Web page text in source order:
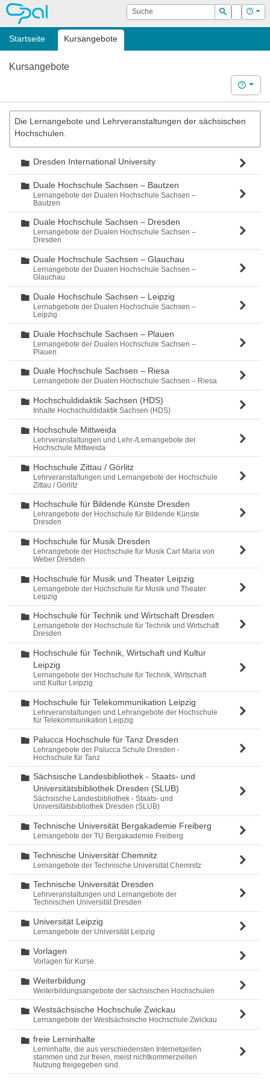
OPAL Suche
Suchen
Login Hilfe
Startseite Kursangebote
Kursangebote
Hilfe
Die Lernangebote und Lehrveranstaltungen der sächsischen
Hochschulen.
Ordner
Dresden International University
Ordner
Duale Hochschule Sachsen – Bautzen
Lernangebote der Dualen Hochschule Sachsen –
Bautzen
Ordner
Duale Hochschule Sachsen – Dresden
Lernangebote der Dualen Hochschule Sachsen –
Dresden
Ordner
Duale Hochschule Sachsen – Glauchau
Lernangebote der Dualen Hochschule Sachsen –
Glauchau
Ordner
Duale Hochschule Sachsen – Leipzig
Lernabgebote der Dualen Hochschule Sachsen –
Leipzig
Ordner
Duale Hochschule Sachsen – Plauen
Lernangebote der Dualen Hochschule Sachsen –
Plauen
Ordner
Duale Hochschule Sachsen – Riesa
Lernangebote der Dualen Hochschule Sachsen – Riesa
Ordner
Hochschuldidaktik Sachsen (HDS)
Inhalte Hochschuldidaktik Sachsen (HDS)
Ordner
Hochschule Mittweida
Lehrveranstaltungen und Lehr-/Lernangebote der
Hochschule Mittweida
Ordner
Hochschule Zittau / Görlitz
Lehrveranstaltungen und Lernangebote der Hochschule
Zittau / Görlitz
Ordner
Hochschule für Bildende Künste Dresden
Lehrangebote der Hochschule für Bildende Künste
Dresden
Ordner
Hochschule für Musik Dresden
Lehrangebote der Hochschule für Musik Carl Maria von
Weber Dresden
Ordner
Hochschule für Musik und Theater Leipzig
Lernangebote der Hochschule für Musik und Theater
Leipzig
Ordner
Hochschule für Technik und Wirtschaft Dresden
Lernangebote der Hochschule für Technik und Wirtschaft
Dresden
Ordner
Hochschule für Technik, Wirtschaft und Kultur
Leipzig
Lernangebote der Hochschule für Technik, Wirtschaft
und Kultur Leipzig
Ordner
Hochschule für Telekommunikation Leipzig
Lehrveranstaltungen und Lehrangebote der Hochschule
für Telekommunikation Leipzig
Ordner
Palucca Hochschule für Tanz Dresden
Lehrangebote der Palucca Schule Dresden -
Hochschule für Tanz
Ordner
Sächsische Landesbibliothek - Staats- und
Universitätsbibliothek Dresden (SLUB)
Sächsische Landesbibliothek - Staats- und
Universitätsbibliothek Dresden (SLUB)
Ordner
Technische Universität Bergakademie Freiberg
Lernangebote der TU Bergakademie Freiberg
Ordner
Technische Universität Chemnitz
Lernangebote der Technische Universität Chemnitz
Ordner
Technische Universität Dresden
Lehrveranstaltungen und Lernangebote der
Technischen Universität Dresden
Ordner
Universität Leipzig
Lernangebote der Universität Leipzig
Ordner
Vorlagen
Vorlagen für Kurse.
Ordner
Weiterbildung
Weiterbildungsangebote der sächsischen Hochschulen
Ordner
Westsächsische Hochschule Zwickau
Lernangebote der Westsächsische Hochschule Zwickau
Ordner
freie Lerninhalte
Lerninhalte, die aus verschiedensten Internetqellen
stammen und zur freien, meist nichtkommerziellen
Nutzung freigegeben sind.